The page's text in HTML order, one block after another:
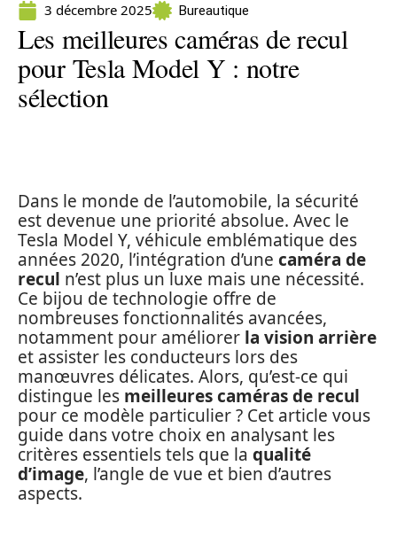
3 décembre 2025 Bureautique
Les meilleures caméras de recul
pour Tesla Model Y : notre
sélection
Dans le monde de l’automobile, la sécurité
est devenue une priorité absolue. Avec le
Tesla Model Y, véhicule emblématique des
années 2020, l’intégration d’une caméra de
recul n’est plus un luxe mais une nécessité.
Ce bijou de technologie offre de
nombreuses fonctionnalités avancées,
notamment pour améliorer la vision arrière
et assister les conducteurs lors des
manœuvres délicates. Alors, qu’est-ce qui
distingue les meilleures caméras de recul
pour ce modèle particulier ? Cet article vous
guide dans votre choix en analysant les
critères essentiels tels que la qualité
d’image, l’angle de vue et bien d’autres
aspects.